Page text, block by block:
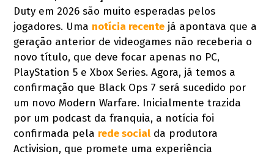
Duty em 2026 são muito esperadas pelos
jogadores. Uma notícia recente já apontava que a
geração anterior de videogames não receberia o
novo título, que deve focar apenas no PC,
PlayStation 5 e Xbox Series. Agora, já temos a
confirmação que Black Ops 7 será sucedido por
um novo Modern Warfare. Inicialmente trazida
por um podcast da franquia, a notícia foi
confirmada pela rede social da produtora
Activision, que promete uma experiência